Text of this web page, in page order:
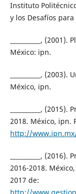
Instituto
y los Desafíos
__________,
México: ipn.
__________,
México, ipn.
__________,
2018. México, ipn.
http://
__________,
2016-2018.
2017 de: